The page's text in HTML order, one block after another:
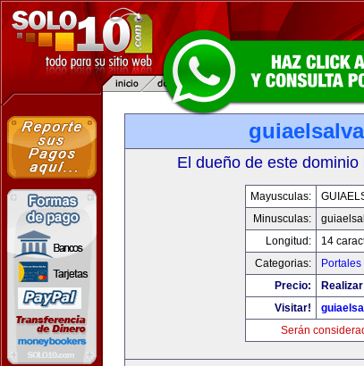
El dueño de este
Mayusculas:
Minusculas:
Longitud:
14
Categorias:
Portales
Precio:
Visitar!
Serán